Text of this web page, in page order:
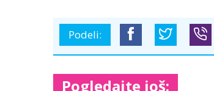
Podeli:
Pogledajte još: